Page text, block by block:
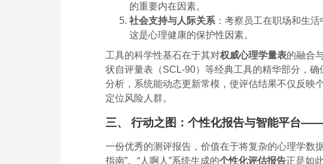
的重要内在因素。
社会支持与人际关系 ：考察员工在职场和生
这是心理健康的保护性因素。
工具的科学性基石在于其对权威心理学量表的融合
状自评量表（SCL-90）等经典工具的精华部分，
分析，系统能动态更新常模，使评估结果不仅反映
定位风险人群。
三、 行动之图：个性化报告与智能平台
一份优秀的测评报告，价值在于将复杂的心理学数
指南”。“人啊人”系统生成的个性化评估报告正是如